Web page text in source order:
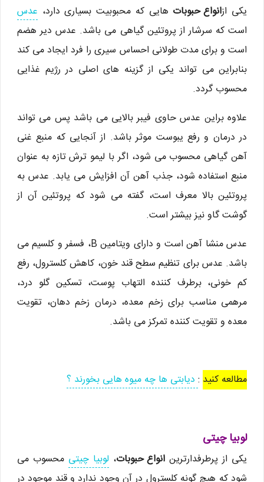
یکی ازانواع حبوبات هایی که محبوبیت بسیاری دارد، عدس
است که سرشار از پروتئین گیاهی می باشد. عدس دیر هضم
است و برای مدت طولانی احساس سیری را فرد ایجاد می کند
بنابراین می تواند یکی از گزینه های اصلی در رژیم غذایی
محسوب گردد.
علاوه براین عدس حاوی فیبر بالایی می باشد پس می تواند
در درمان و رفع یبوست موثر باشد. از آنجایی که منبع غنی
آهن گیاهی محسوب می شود، اگر با لیمو ترش تازه به عنوان
منبع استفاده شود، جذب آهن آن افزایش می یابد. عدس به
پروتئین بالا معرف است، گفته می شود که پروتئین آن از
گوشت گاو نیز بیشتر است.
عدس منشا آهن است و دارای ویتامین B، فسفر و کلسیم می
باشد. عدس برای تنظیم سطح قند خون، کاهش کلسترول، رفع
کم خونی، برطرف کننده التهاب پوست، تسکین گلو درد،
مرهمی مناسب برای زخم معده، درمان زخم دهان، تقویت
معده و تقویت کننده تمرکز می باشد.
مطالعه کنید : دیابتی ها چه میوه هایی بخورند ؟
لوبیا چیتی
یکی از پرطرفدارترین انواع حبوبات، لوبیا چیتی محسوب می
شود که هیچ گونه کلسترول در آن وجود ندارد و قند موجود در